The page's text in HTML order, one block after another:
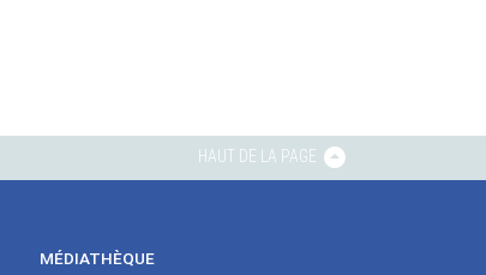
HAUT DE LA PAGE
MÉDIATHÈQUE